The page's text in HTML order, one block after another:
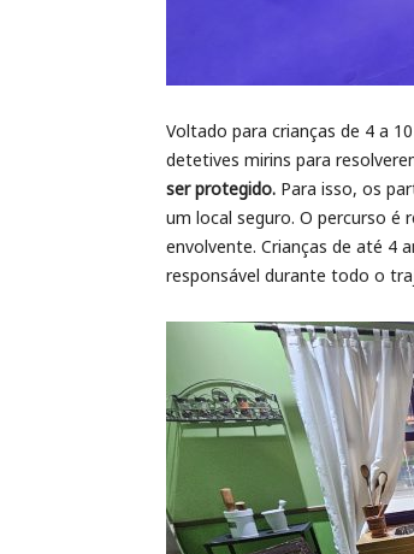
Voltado para crianças de 4 a
detetives mirins para
ser protegido. Para isso, os
um local seguro. O percurso é
envolvente. Crianças de até 4
responsável durante todo o